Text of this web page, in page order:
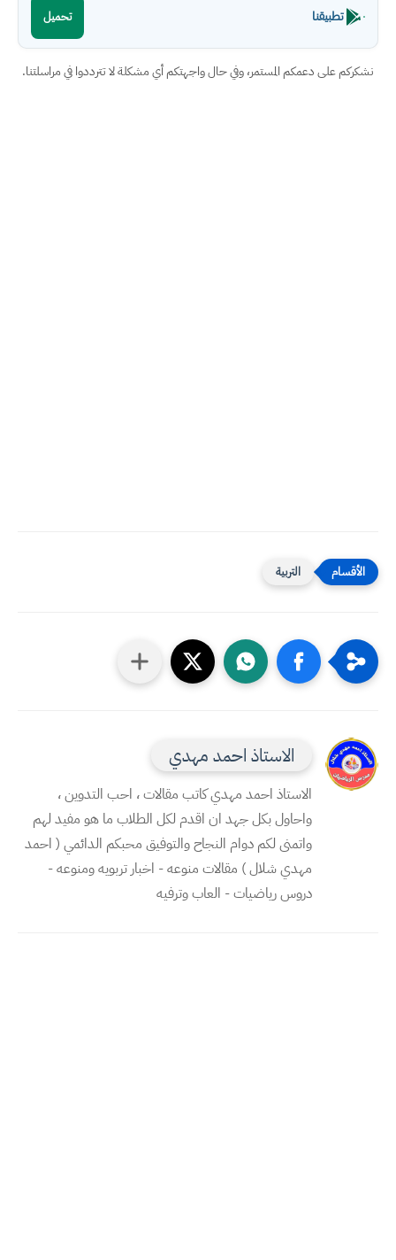
تطبيقنا تحميل
نشكركم على دعمكم المستمر، وفي حال واجهتكم أي مشكلة لا تترددوا في مراسلتنا.
التربية
الاستاذ احمد مهدي
الاستاذ احمد مهدي كاتب مقالات ، احب التدوين ،
واحاول بكل جهد ان اقدم لكل الطلاب ما هو مفيد لهم
واتمنى لكم دوام النجاح والتوفيق محبكم الدائمي ( احمد
مهدي شلال ) مقالات منوعه - اخبار تربويه ومنوعه -
دروس رياضيات - العاب وترفيه